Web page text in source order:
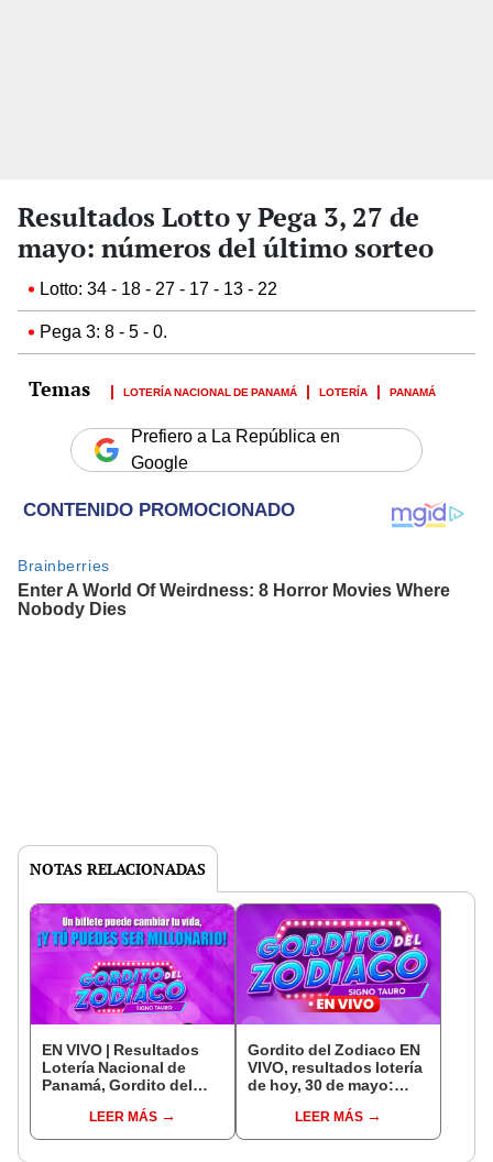
Resultados Lotto y Pega 3, 27 de
mayo: números del último sorteo
Lotto: 34 - 18 - 27 - 17 - 13 - 22
Pega 3: 8 - 5 - 0.
LOTERÍA NACIONAL DE PANAMÁ LOTERÍA PANAMÁ
Prefiero a La República en
Google
NOTAS RELACIONADAS
EN VIVO | Resultados
Lotería Nacional de
Panamá, Gordito del
números oficiales y
pirámide lotería de hoy
LEER MÁS
Gordito del Zodiaco EN
VIVO, resultados lotería
de hoy, 30 de mayo:
premios por TVN
LEER MÁS